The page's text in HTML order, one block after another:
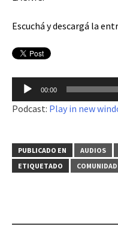
Escuchá y descargá la
Reproductor
de
audio
00:00
Podcast: Play in new
PUBLICADO EN AUDIOS
ETIQUETADO
COMUNIDAD